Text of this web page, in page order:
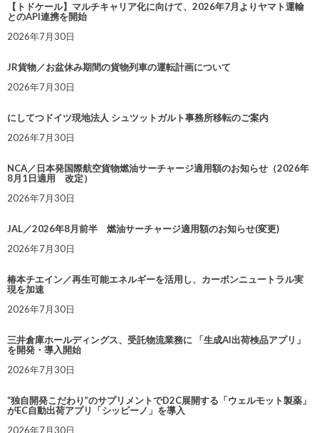
【トドケール】マルチキャリア化に向けて、2026年7月よりヤマト運輸
とのAPI連携を開始
2026年7月30日
JR貨物／お盆休み期間の貨物列車の運転計画について
2026年7月30日
にしてつドイツ現地法人 シュツットガルト事務所移転のご案内
2026年7月30日
NCA／日本発国際航空貨物燃油サーチャージ適用額のお知らせ（2026年
8月1日適用 改定）
2026年7月30日
JAL／2026年8月前半 燃油サーチャージ適用額のお知らせ(変更)
2026年7月30日
椿本チエイン／再生可能エネルギーを活用し、カーボンニュートラル実
現を加速
2026年7月30日
三井倉庫ホールディングス、受託物流業務に 「生成AI出荷検品アプリ」
を開発・導入開始
2026年7月30日
“独自開発こだわり”のサプリメントでD2C展開する「ウェルモット製薬」
がEC自動出荷アプリ「シッピーノ」を導入
2026年7月30日